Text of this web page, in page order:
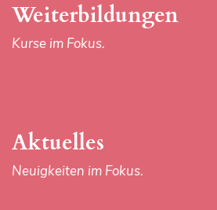
Marte Meo austria & Team im Fokus.
Du & Wir im Fokus.
Weiterbildungen
Kurse im Fokus.
Aktuelles
Neuigkeiten im Fokus.